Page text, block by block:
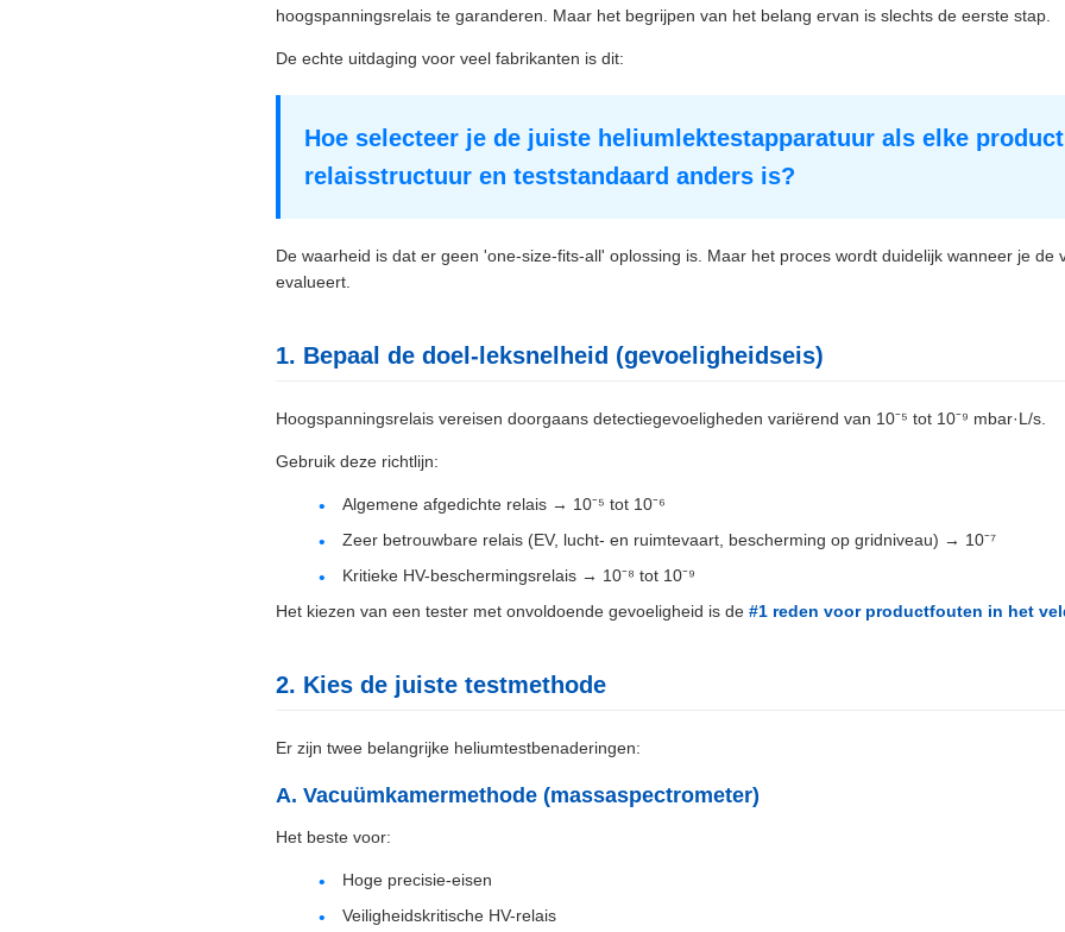
hoogspanningsrelais te garanderen. Maar het begrijpen van het belang ervan is slechts de eerste stap.
De echte uitdaging voor veel fabrikanten is dit:
Hoe selecteer je de juiste heliumlektestapparatuur als elke
relaisstructuur en teststandaard anders is?
De waarheid is dat er geen 'one-size-fits-all' oplossing is. Maar het proces wordt duidelijk wanneer je de
evalueert.
1. Bepaal de doel-leksnelheid (gevoeligheidseis)
Hoogspanningsrelais vereisen doorgaans detectiegevoeligheden variërend van 10⁻⁵ tot 10⁻⁹ mbar·L/s.
Gebruik deze richtlijn:
Algemene afgedichte relais → 10⁻⁵ tot 10⁻⁶
Zeer betrouwbare relais (EV, lucht- en ruimtevaart, bescherming op gridniveau) → 10⁻⁷
Kritieke HV-beschermingsrelais → 10⁻⁸ tot 10⁻⁹
Het kiezen van een tester met onvoldoende gevoeligheid is de #1 reden voor productfouten in het
2. Kies de juiste testmethode
Er zijn twee belangrijke heliumtestbenaderingen:
A. Vacuümkamermethode (massaspectrometer)
Het beste voor:
Hoge precisie-eisen
Veiligheidskritische HV-relais